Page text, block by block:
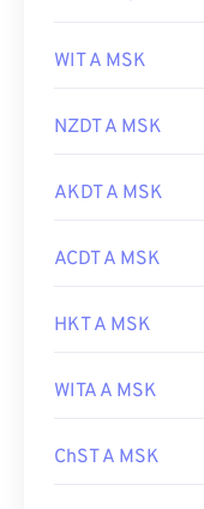
WIT A MSK
NZDT A MSK
AKDT A MSK
ACDT A MSK
HKT A MSK
WITA A MSK
ChST A MSK